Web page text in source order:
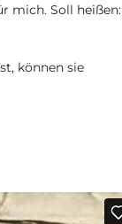
mich. Soll heißen:
können sie